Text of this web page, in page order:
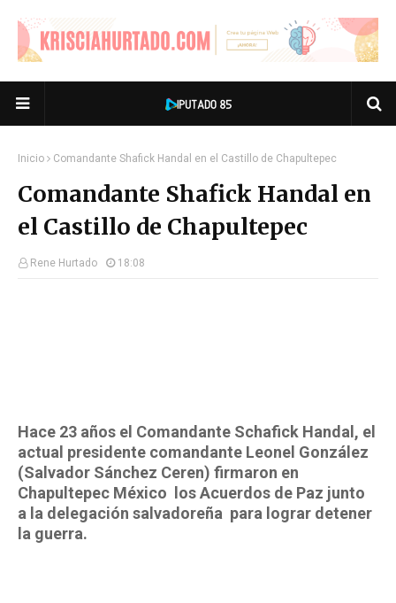
Inicio Comandante Shafick Handal en el Castillo de Chapultepec
Comandante Shafick Handal en
el Castillo de Chapultepec
Rene Hurtado 18:08
Hace 23 años el Comandante Schafick Handal, el
actual presidente comandante Leonel González
(Salvador Sánchez Ceren) firmaron en
Chapultepec México los Acuerdos de Paz junto
a la delegación salvadoreña para lograr detener
la guerra.